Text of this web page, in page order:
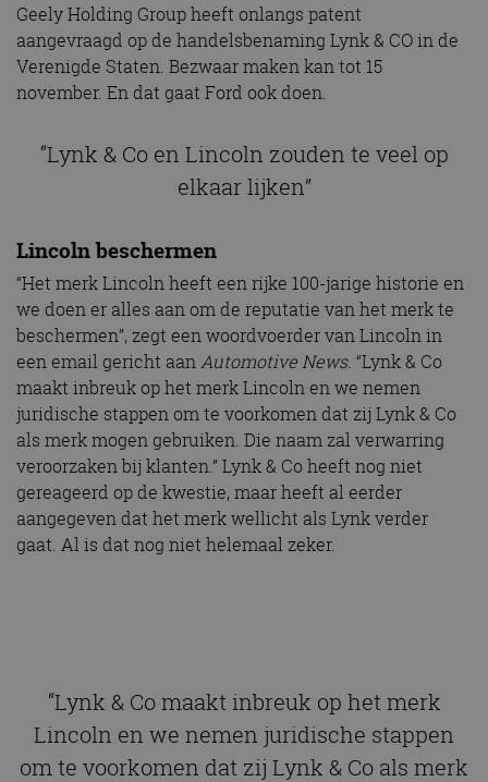
Geely Holding Group heeft onlangs patent
aangevraagd op de handelsbenaming Lynk & CO in de
Verenigde Staten. Bezwaar maken kan tot 15
november. En dat gaat Ford ook doen.
“Lynk & Co en Lincoln zouden te veel op
elkaar lijken”
Lincoln beschermen
“Het merk Lincoln heeft een rijke 100-jarige historie en
we doen er alles aan om de reputatie van het merk te
beschermen”, zegt een woordvoerder van Lincoln in
een email gericht aanAutomotive News. “Lynk & Co
maakt inbreuk op het merk Lincoln en we nemen
juridische stappen om te voorkomen dat zij Lynk & Co
als merk mogen gebruiken. Die naam zal verwarring
veroorzaken bij klanten.” Lynk & Co heeft nog niet
gereageerd op de kwestie, maar heeft al eerder
aangegeven dat het merk wellicht als Lynk verder
gaat. Al is dat nog niet helemaal zeker.
“Lynk & Co maakt inbreuk op het merk
Lincoln en we nemen juridische stappen
om te voorkomen dat zij Lynk & Co als merk